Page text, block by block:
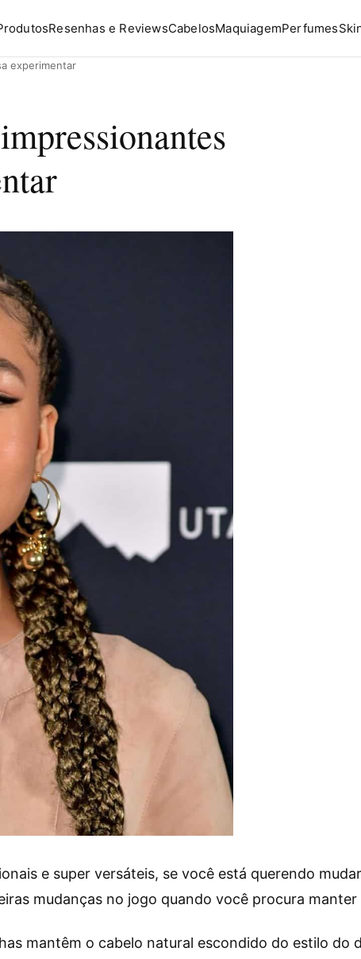
Resenhas e ReviewsCabelosMaquiagemPerfumes
experimentar
e super versáteis, se você está querendo
mudanças no jogo quando você procura
mantêm o cabelo natural escondido do estilo do